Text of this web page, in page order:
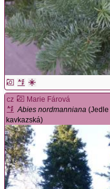
cz
Marie Fárová
Abies nordmanniana (Jedle
kavkazská)